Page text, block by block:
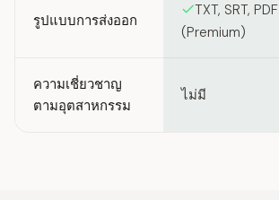
รูปแบบการส่งออก
TXT, SRT, PDF
(Premium)
ความเชี่ยวชาญ
ตามอุตสาหกรรม
ไม่มี